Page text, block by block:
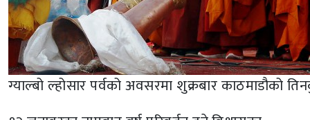
ग्याल्बो ल्होसार पर्वको अवसरमा शुक्रबार काठमाडौको